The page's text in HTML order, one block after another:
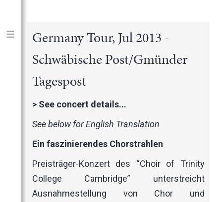
Publications |By Year
International Newspapers
Music Magazines
UK Newspapers
Websites
Germany Tour, Jul 2013 -
Schwäbische Post/Gmünder
Tagespost
> See concert details...
See below for English Translation
Ein faszinierendes Chorstrahlen
Preisträger-Konzert des “Choir of Trinity
College Cambridge” unterstreicht
Ausnahmestellung von Chor und